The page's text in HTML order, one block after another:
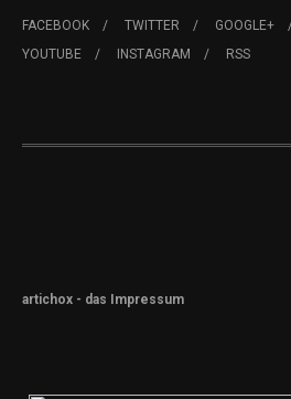
FACEBOOK TWITTER GOOGLE+
YOUTUBE
INSTAGRAM RSS
artichox - das Impressum